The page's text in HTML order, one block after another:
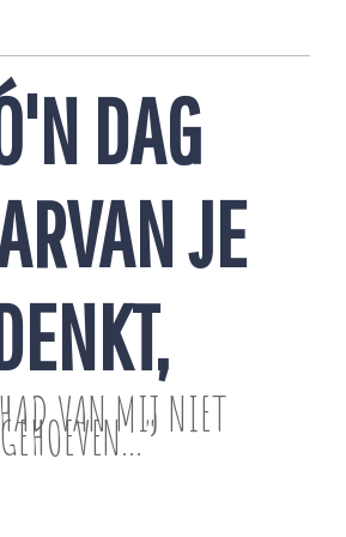
DAG
JE
VAN MIJ NIET
GEHOEVEN..."